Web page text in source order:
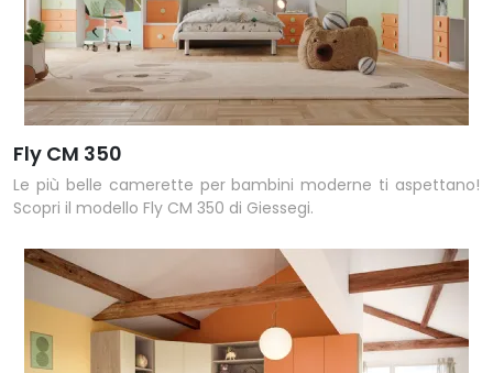
Fly CM 350
Le più belle camerette per bambini moderne ti aspettano!
Scopri il modello Fly CM 350 di Giessegi.